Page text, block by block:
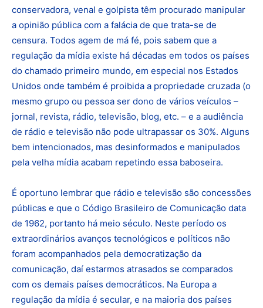
conservadora, venal e golpista têm procurado manipular
a opinião pública com a falácia de que trata-se de
censura. Todos agem de má fé, pois sabem que a
regulação da mídia existe há décadas em todos os países
do chamado primeiro mundo, em especial nos Estados
Unidos onde também é proibida a propriedade cruzada (o
mesmo grupo ou pessoa ser dono de vários veículos –
jornal, revista, rádio, televisão, blog, etc. – e a audiência
de rádio e televisão não pode ultrapassar os 30%. Alguns
bem intencionados, mas desinformados e manipulados
pela velha mídia acabam repetindo essa baboseira.
É oportuno lembrar que rádio e televisão são concessões
públicas e que o Código Brasileiro de Comunicação data
de 1962, portanto há meio século. Neste período os
extraordinários avanços tecnológicos e políticos não
foram acompanhados pela democratização da
comunicação, daí estarmos atrasados se comparados
com os demais países democráticos. Na Europa a
regulação da mídia é secular, e na maioria dos países